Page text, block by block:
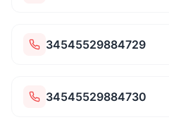
34545529884729
34545529884730